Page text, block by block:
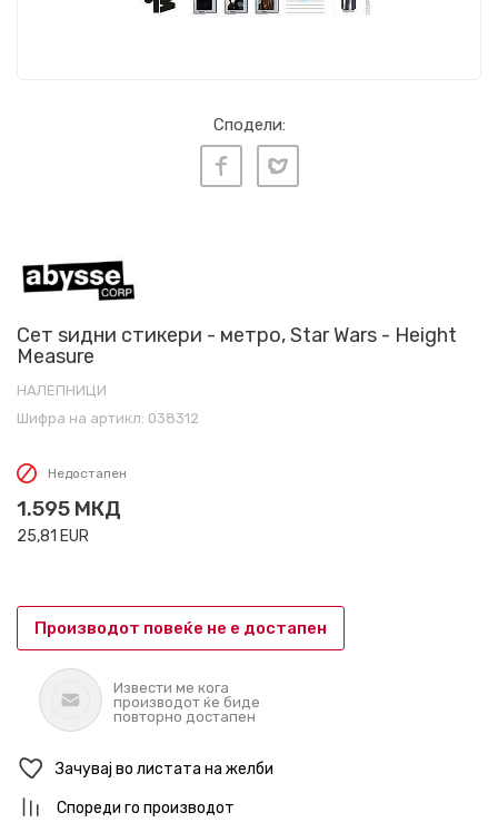
Сподели:
Сет ѕидни стикери - метро, Star Wars - Height
Measure
НАЛЕПНИЦИ
Шифра на артикл: 038312
Недостапен
1.595 МКД
25,81 EUR
Производот повеќе не е достапен
Извести ме кога
производот ќе биде
повторно достапен
Зачувај во листата на желби
Спореди го производот